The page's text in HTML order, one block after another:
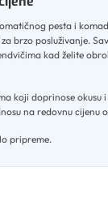
pesta i
brzo posluživanje.
kad želite
koji doprinose okusu
na redovnu cijenu
pripreme.